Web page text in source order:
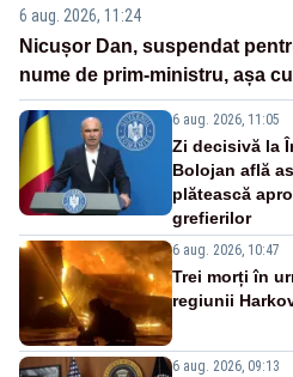
6 aug. 2026, 11:24
Nicușor Dan, suspendat
nume de prim-ministru, așa
6 aug. 2026, 11:05
Zi decisivă la
Bolojan află
plătească
grefierilor
6 aug. 2026, 10:47
Trei morți în
regiunii
6 aug. 2026, 09:13